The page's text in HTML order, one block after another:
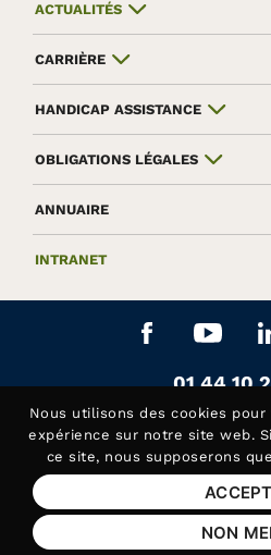
ACTUALITÉS
CARRIÈRE
HANDICAP ASSISTANCE
OBLIGATIONS LÉGALES
ANNUAIRE
INTRANET
Aller sur le
Aller
01 44 10
Siège de la
01 44 10
Handicap Assistance, les
Mentions
Nous utilisons des cookies pour
expérience sur notre site web.
ce site, nous supposerons
NON